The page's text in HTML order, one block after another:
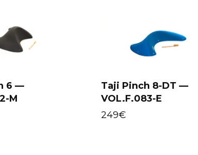
options
6 —
M
Select options
Taji Pinch 8-DT —
VOL.F.083-E
249€